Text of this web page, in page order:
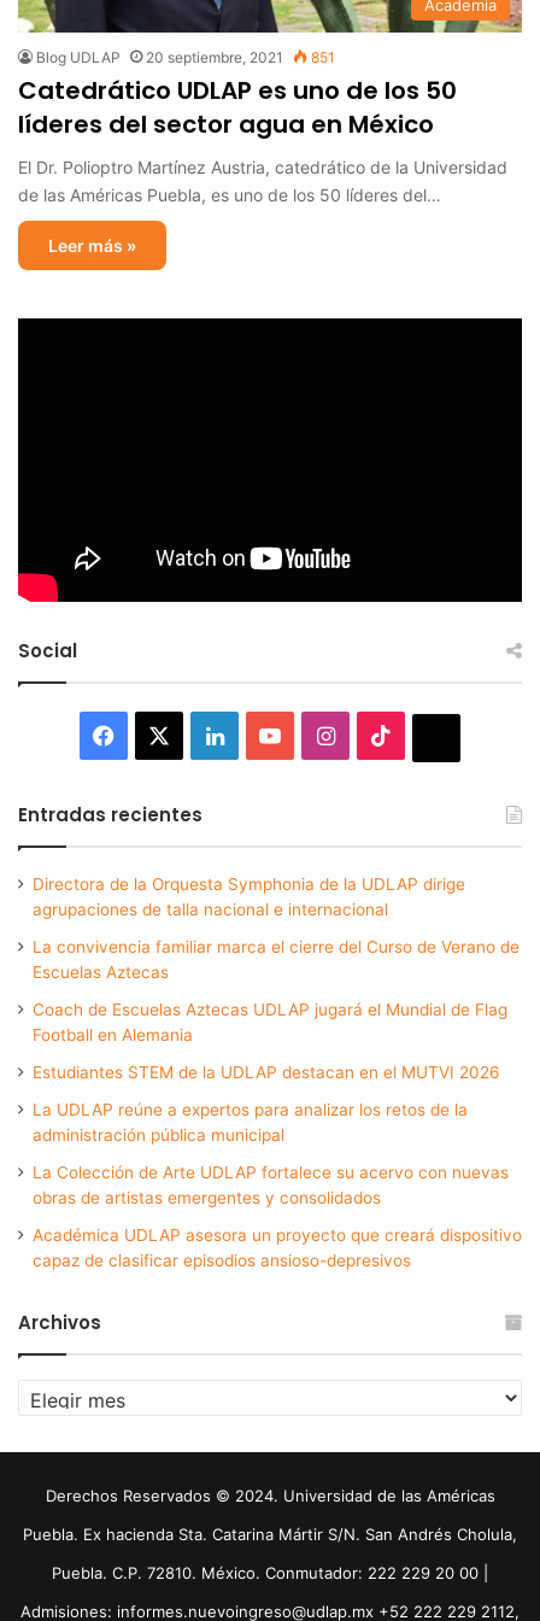
Academia
Blog UDLAP 20 septiembre, 2021 851
Catedrático UDLAP es uno de los 50
líderes del sector agua en México
El Dr. Polioptro Martínez Austria, catedrático de la Universidad
de las Américas Puebla, es uno de los 50 líderes del…
Leer más »
Social
Facebook LinkedInYouTubeInstagram
Entradas recientes
Directora de la Orquesta Symphonia de la UDLAP dirige
agrupaciones de talla nacional e internacional
La convivencia familiar marca el cierre del Curso de Verano de
Escuelas Aztecas
Coach de Escuelas Aztecas UDLAP jugará el Mundial de Flag
Football en Alemania
Estudiantes STEM de la UDLAP destacan en el MUTVI 2026
La UDLAP reúne a expertos para analizar los retos de la
administración pública municipal
La Colección de Arte UDLAP fortalece su acervo con nuevas
obras de artistas emergentes y consolidados
Académica UDLAP asesora un proyecto que creará dispositivo
capaz de clasificar episodios ansioso-depresivos
Archivos
Archivos
Derechos Reservados © 2024. Universidad de las Américas
Puebla. Ex hacienda Sta. Catarina Mártir S/N. San Andrés Cholula,
Puebla. C.P. 72810. México. Conmutador: 222 229 20 00 |
Admisiones: informes.nuevoingreso@udlap.mx +52 222 229 2112,